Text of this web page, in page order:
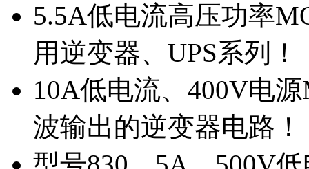
5.5A低电流高压功率
用逆变器、UPS系列！
10A低电流、400V电
波输出的逆变器电路！